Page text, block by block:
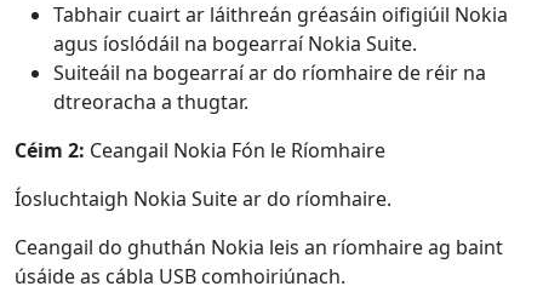
Tabhair cuairt ar láithreán gréasáin oifigiúil Nokia
agus íoslódáil na bogearraí Nokia Suite.
Suiteáil na bogearraí ar do ríomhaire de réir na
dtreoracha a thugtar.
Céim 2: Ceangail Nokia Fón le Ríomhaire
Íosluchtaigh Nokia Suite ar do ríomhaire.
Ceangail do ghuthán Nokia leis an ríomhaire ag baint
úsáide as cábla USB comhoiriúnach.